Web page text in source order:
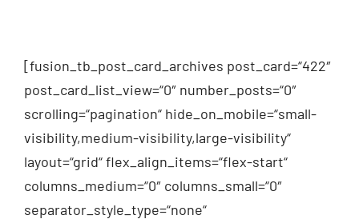
[fusion_tb_post_card_archives post_card=“422″
post_card_list_view=“0″ number_posts=“0″
scrolling=“pagination“ hide_on_mobile=“small-
visibility,medium-visibility,large-visibility“
layout=“grid“ flex_align_items=“flex-start“
columns_medium=“0″ columns_small=“0″
separator_style_type=“none“